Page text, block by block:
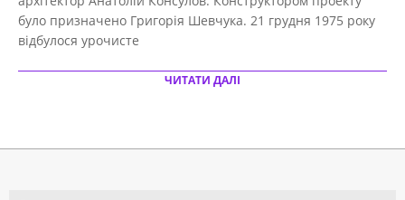
було призначено Григорія Шевчука. 21 грудня 1975 року
відбулося урочисте
ЧИТАТИ ДАЛІ